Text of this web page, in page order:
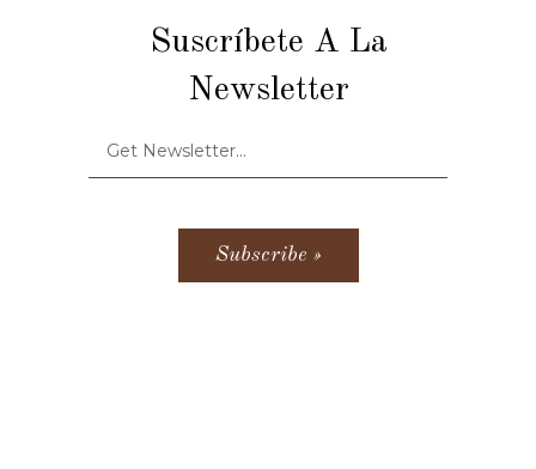
Suscríbete A La
Newsletter